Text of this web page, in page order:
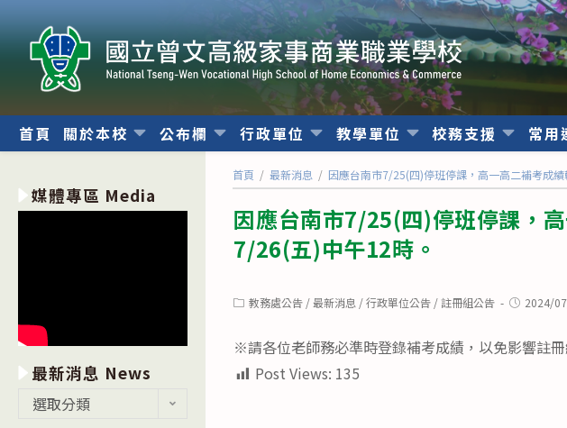
轉
內
首頁 關於本校 公布欄 行政單位 教學單位 校務支援 常用
首頁 / 最新消息 / 因應台南市7/25(四)停班停課，高一高二補考成
因應台南市7/25(四)停班停課，
7/26(五)中午12時。
Post教務處公告 / 最新消息 / 行政單位公告 / 註冊組公告
Post2024/
※請各位老師務必準時登錄補考成績，以免影響註冊
Post Views: 135
媒體專區 Media
最新消息 News
選取分類